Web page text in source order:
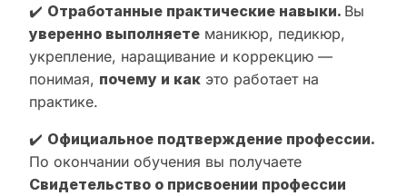
✔️ Отработанные практические навыки. Вы
уверенно выполняете маникюр, педикюр,
укрепление, наращивание и коррекцию —
понимая, почему и как это работает на
практике.
✔️ Официальное подтверждение профессии.
По окончании обучения вы получаете
Свидетельство о присвоении профессии